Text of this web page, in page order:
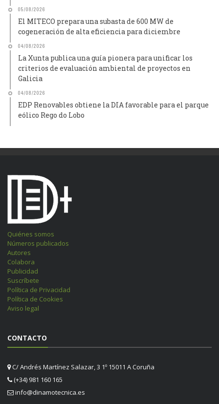
05/08/2026
El MITECO prepara una subasta de 600 MW de
cogeneración de alta eficiencia para diciembre
04/08/2026
La Xunta publica una guía pionera para unificar los
criterios de evaluación ambiental de proyectos en
Galicia
04/08/2026
EDP Renovables obtiene la DIA favorable para el parque
eólico Rego do Lobo
Quiénes somos
Números publicados
Autores
Colabora
Publicidad
Suscríbete
Política de Privacidad
Política de Cookies
Aviso legal
CONTACTO
C/ Andrés Martínez Salazar, 3 1º 15011 A Coruña
(+34) 981 160 165
info@dinamotecnica.es